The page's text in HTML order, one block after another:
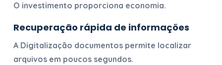
O investimento proporciona economia.
Recuperação rápida de informações
A Digitalização documentospermite localizar
arquivos em poucos segundos.